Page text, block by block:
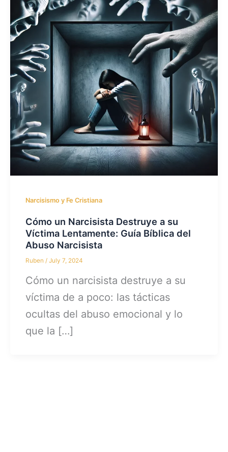
Narcisismo y Fe Cristiana
Cómo un Narcisista Destruye a su
Víctima Lentamente: Guía Bíblica del
Abuso Narcisista
Ruben/July 7, 2024
Cómo un narcisista destruye a su
víctima de a poco: las tácticas
ocultas del abuso emocional y lo
que la […]